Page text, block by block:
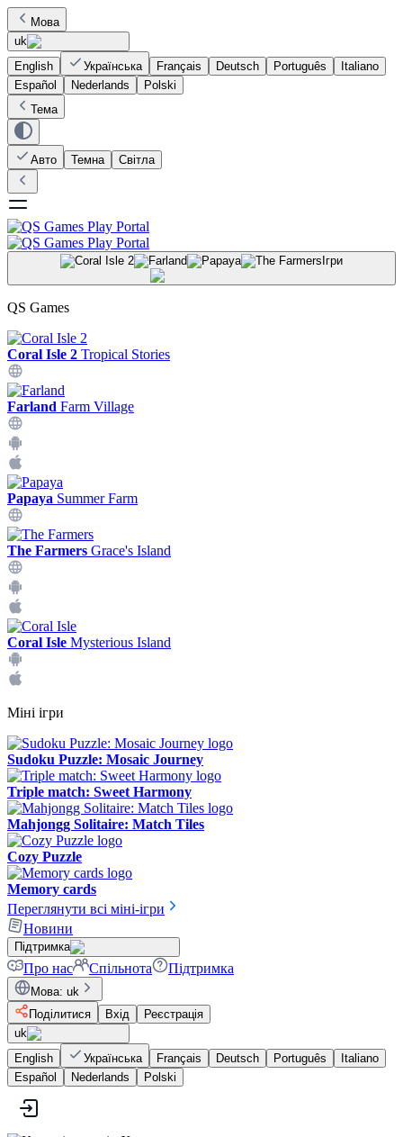
Мова
uk
English
Українська Français Deutsch Português
Italiano
Español
Nederlands
Polski
Тема
Авто Темна Світла
Ігри
QS Games
Coral Isle 2 Tropical Stories
Farland Farm Village
Papaya Summer Farm
The Farmers Grace's Island
Coral Isle Mysterious Island
Міні ігри
Sudoku Puzzle: Mosaic Journey
Triple match: Sweet Harmony
Mahjongg Solitaire: Match Tiles
Cozy Puzzle
Memory cards
Переглянути всі міні-ігри
Новини
Підтримка
Про нас Спільнота Підтримка
Мова: uk
Поділитися
Вхід
Реєстрація
uk
English
Українська Français Deutsch Português
Italiano
Español
Nederlands Polski